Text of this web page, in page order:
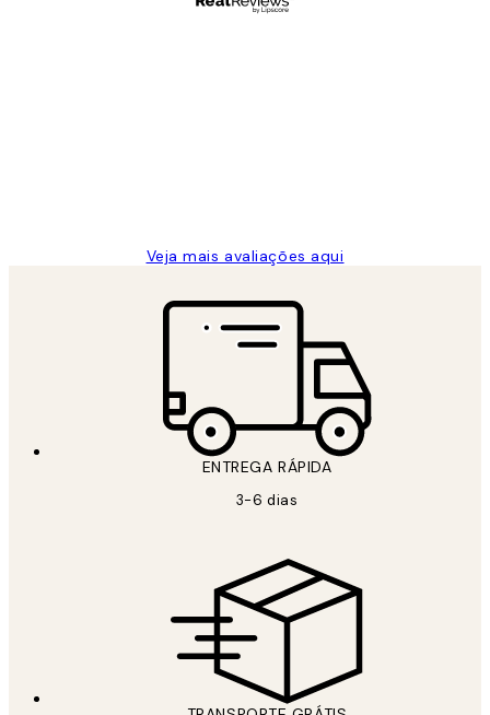
Veja mais avaliações aqui
ENTREGA RÁPIDA
3-6 dias